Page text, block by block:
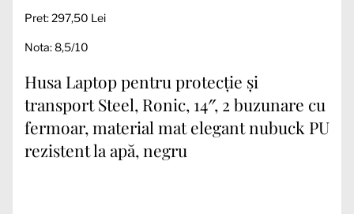
Pret: 297,50 Lei
Nota: 8,5/10
Husa Laptop pentru protecție și
transport Steel, Ronic, 14″, 2 buzunare cu
fermoar, material mat elegant nubuck PU
rezistent la apă, negru